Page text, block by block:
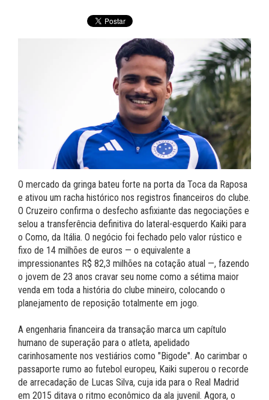
O mercado da gringa bateu forte na porta da Toca da Raposa
e ativou um racha histórico nos registros financeiros do clube.
O Cruzeiro confirma o desfecho asfixiante das negociações e
selou a transferência definitiva do lateral-esquerdo Kaiki para
o Como, da Itália. O negócio foi fechado pelo valor rústico e
fixo de 14 milhões de euros — o equivalente a
impressionantes R$ 82,3 milhões na cotação atual —, fazendo
o jovem de 23 anos cravar seu nome como a sétima maior
venda em toda a história do clube mineiro, colocando o
planejamento de reposição totalmente em jogo.
A engenharia financeira da transação marca um capítulo
humano de superação para o atleta, apelidado
carinhosamente nos vestiários como "Bigode". Ao carimbar o
passaporte rumo ao futebol europeu, Kaiki superou o recorde
de arrecadação de Lucas Silva, cuja ida para o Real Madrid
em 2015 ditava o ritmo econômico da ala juvenil. Agora, o